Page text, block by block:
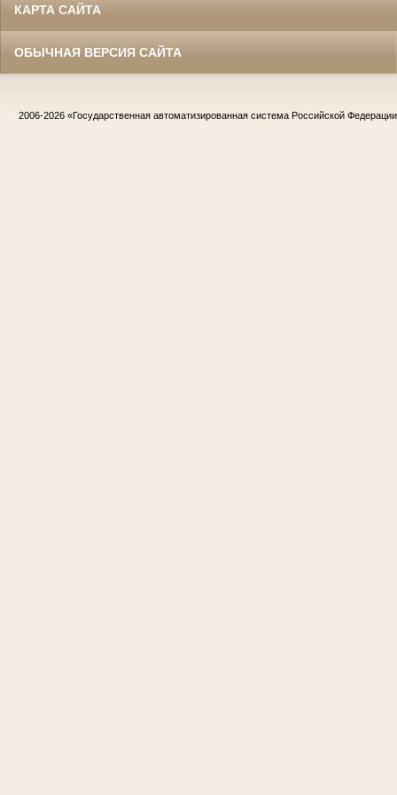
КАРТА САЙТА
ОБЫЧНАЯ ВЕРСИЯ САЙТА
2006-2026 «Государственная автоматизированная система Российской